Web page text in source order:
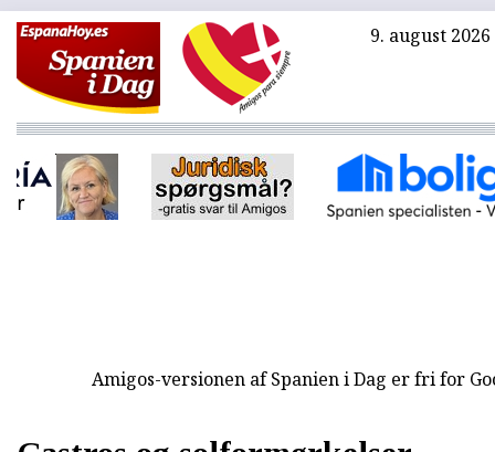
9. august 2026
Amigos-versionen af Spanien i Dag er fri for